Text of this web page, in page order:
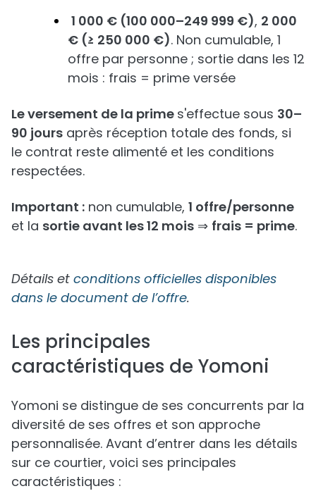
1 000 € (100 000–249 999 €), 2 000
€ (≥ 250 000 €). Non cumulable, 1
offre par personne ; sortie dans les 12
mois : frais = prime versée
Le versement de la prime s'effectue sous 30–
90 jours après réception totale des fonds, si
le contrat reste alimenté et les conditions
respectées.
Important : non cumulable, 1 offre/personne
et la sortie avant les 12 mois ⇒ frais = prime.
Détails et conditions officielles disponibles
dans le document de l’offre.
Les principales
caractéristiques de Yomoni
Yomoni se distingue de ses concurrents par la
diversité de ses offres et son approche
personnalisée. Avant d’entrer dans les détails
sur ce courtier, voici ses principales
caractéristiques :